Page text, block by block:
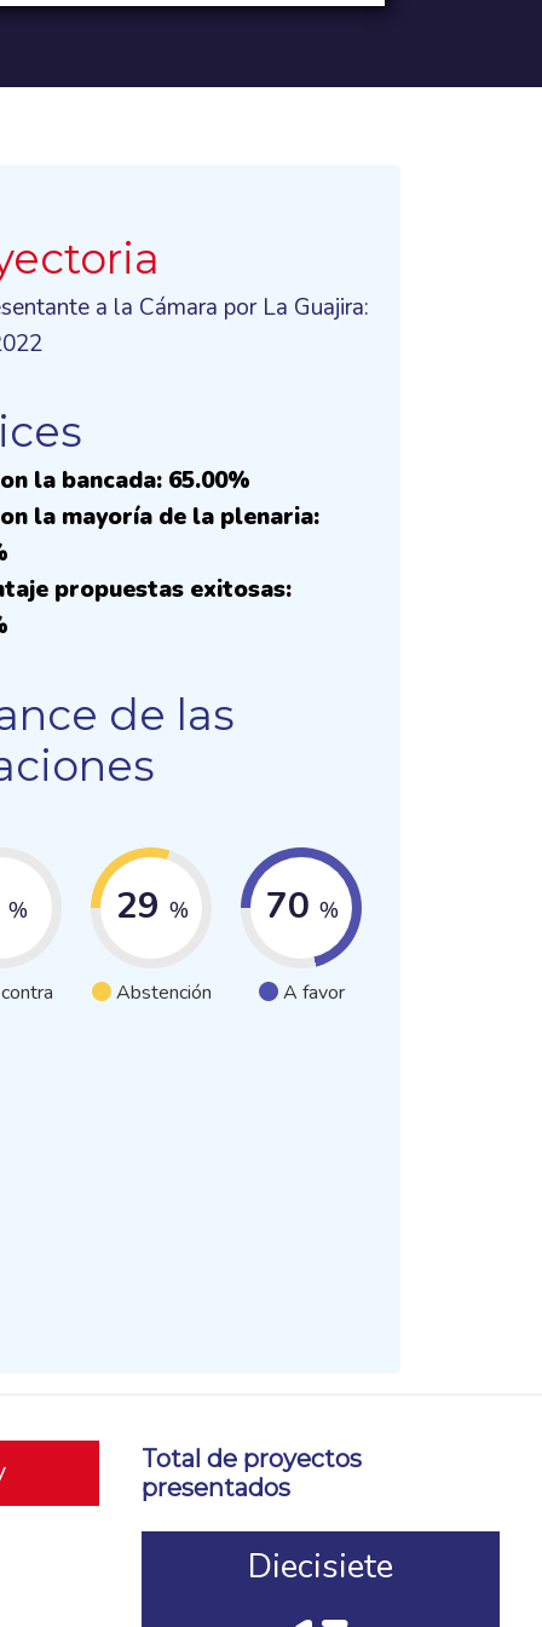
a la Cámara por La Guajira:
la bancada: 65.00%
la mayoría de la plenaria:
propuestas exitosas:
de las
% 29 %
Abstención
70 %
A favor
Total de proyectos
presentados
Diecisiete